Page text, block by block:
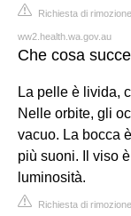
Richiesta di
ww2.health.wa.gov.au
Che cosa
La pelle è livida,
Nelle orbite, gli
vacuo. La bocca
più suoni. Il viso
luminosità.
Richiesta di